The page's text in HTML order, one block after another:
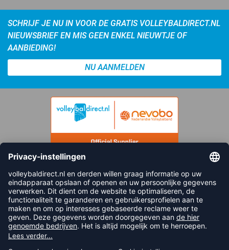
SCHRIJF JE NU IN VOOR DE GRATIS VOLLEYBALDIRECT.NL
NIEUWSBRIEF EN MIS GEEN ENKEL NIEUWTJE OF
AANBIEDING!
NU AANMELDEN
FOLLOW US